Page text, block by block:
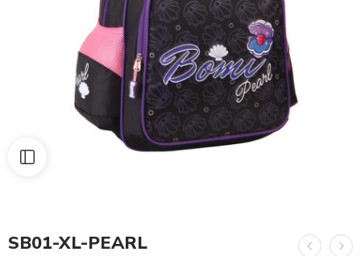
SB01-XL-PEARL